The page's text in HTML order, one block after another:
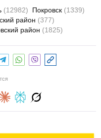
(12982) Покровск (1339)
район (377)
район (1825)